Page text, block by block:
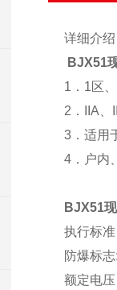
详细介
BJX51
1．1区
2．IIA、
3．适用
4．户内
BJX51
执行标
防爆标
额定电